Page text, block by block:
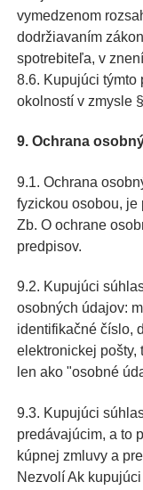
vymedzenom
dodržiavaním
spotrebiteľa, v
8.6. Kupujúci týmto
okolností v zmysle
9. Ochrana
9.1. Ochrana
fyzickou osobou, je
Zb. O ochrane
predpisov.
9.2. Kupujúci
osobných údajov:
identifikačné číslo,
elektronickej
len ako "osobné
9.3. Kupujúci
predávajúcim, a to
kúpnej zmluvy a
Nezvolí Ak